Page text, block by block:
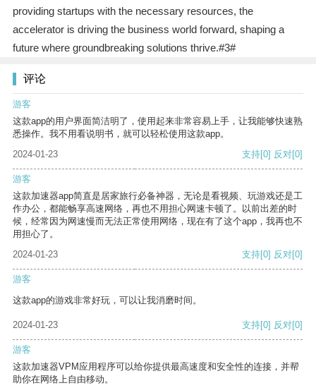
providing startups with the necessary resources, the
accelerator is driving the business world forward, shaping a
future where groundbreaking solutions thrive.#3#
评论
游客
这款app的用户界面简洁明了，使用起来非常容易上手，让我能够快速熟
悉操作。我不用看说明书，就可以轻松使用这款app。
2024-01-23
支持[0] 反对[0]
游客
这款加速器app简直是居家旅行必备神器，无论是看视频、玩游戏还是工
作办公，都能畅享高速网络，再也不用担心网速卡顿了。以前出差的时
候，经常因为网速慢而无法正常使用网络，现在有了这个app，我再也不
用担心了。
2024-01-23
支持[0] 反对[0]
游客
这款app的游戏非常好玩，可以让我消磨时间。
2024-01-23 支持[0] 反对[0]
游客
这款加速器VPM应用程序可以给你提供最高速度和安全性的连接，并帮
助你在网络上自由移动。